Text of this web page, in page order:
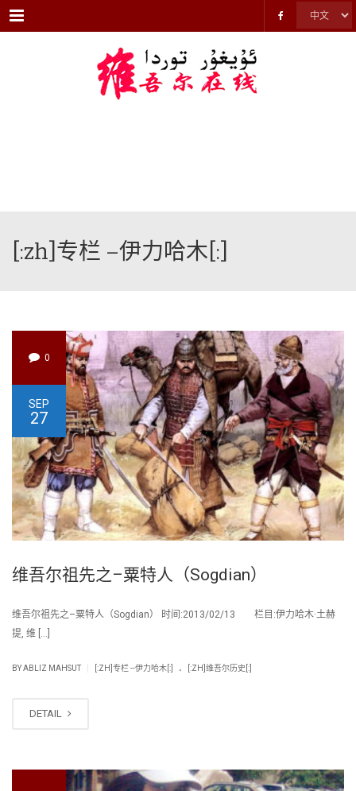
Menu
[:zh]专栏 –伊力哈木[:]
0
SEP
27
维吾尔祖先之–粟特人（Sogdian）
维吾尔祖先之–粟特人（Sogdian） 时间:2013/02/13 栏目:伊力哈木·土赫
提, 维 […]
BYABLIZ MAHSUT [:ZH]专栏 --伊力哈木[:] . [:ZH]维吾尔历史[:]
DETAIL